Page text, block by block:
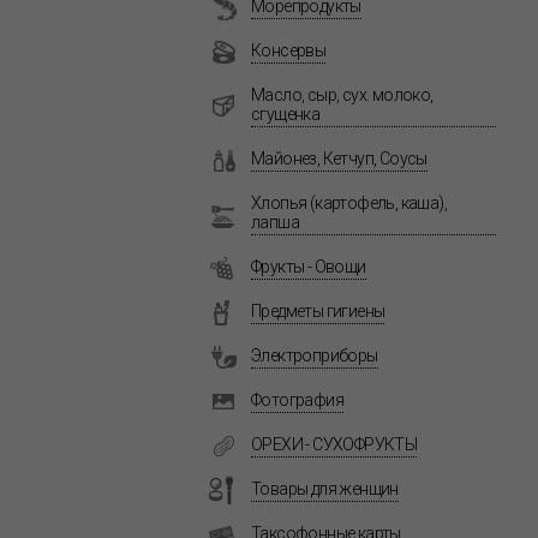
Морепродукты
Консервы
Масло, сыр, сух. молоко,
сгущенка
Майонез, Кетчуп, Соусы
Хлопья (картофель, каша),
лапша
Фрукты - Овощи
Предметы гигиены
Электроприборы
Фотография
ОРЕХИ - СУХОФРУКТЫ
Товары для женщин
Таксофонные карты